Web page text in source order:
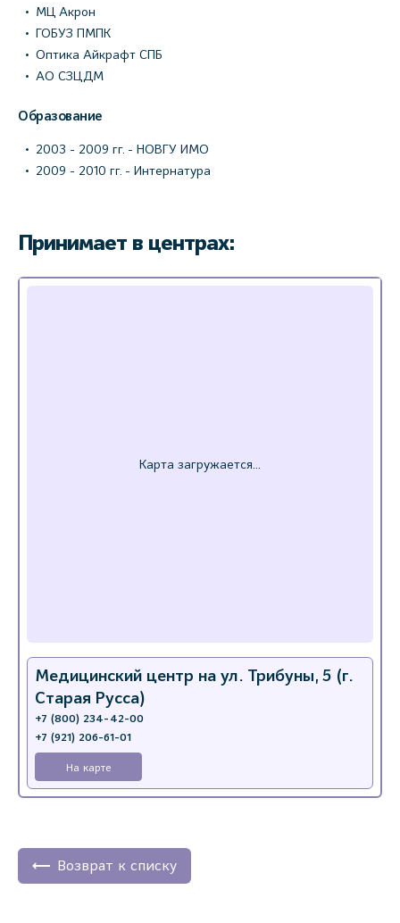
МЦ Акрон
ГОБУЗ ПМПК
Оптика Айкрафт СПБ
АО СЗЦДМ
Образование
2003 - 2009 гг. - НОВГУ ИМО
2009 - 2010 гг. - Интернатура
Принимает в центрах:
Медицинский центр на ул. Трибуны, 5 (г.
Старая Русса)
+7 (800) 234-42-00
+7 (921) 206-61-01
На карте
Возврат к списку